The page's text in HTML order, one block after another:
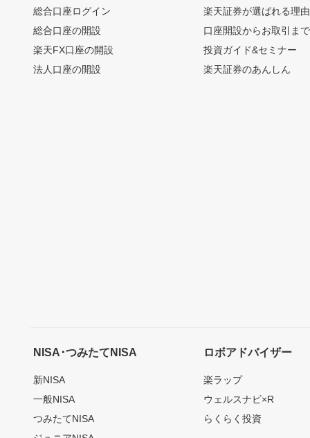
総合口座ログイン
総合口座の開設
楽天FX口座の開設
法人口座の開設
楽天証券が選ばれる理由
口座開設からお取引ま
投資ガイド&セミナー
楽天証券のあんしん
NISA･つみたてNISA
新NISA
一般NISA
つみたてNISA
ロボアドバイザー
楽ラップ
ウェルスナビ×R
らくらく投資